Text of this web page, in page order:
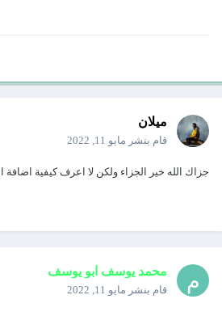
ميلان
قام بنشر مايو 11, 2022
جزاك الله خير الجزاء ولكن لا اعرف كيفية
محمد يوسف ابو يوسف
قام بنشر مايو 11, 2022